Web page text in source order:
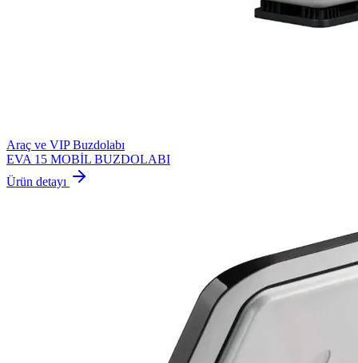
Araç ve VIP Buzdolabı
EVA 15 MOBİL BUZDOLABI
Ürün detayı